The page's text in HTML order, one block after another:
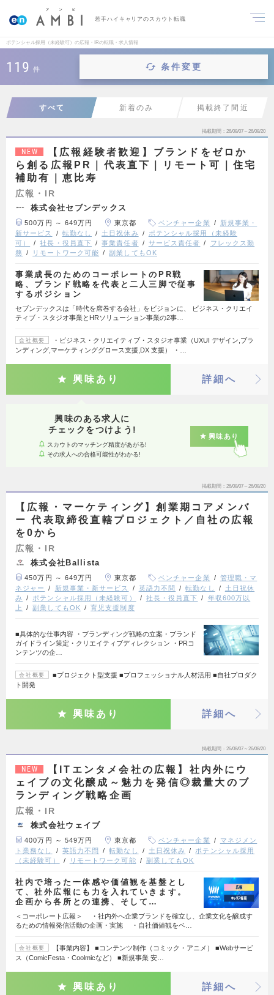
若手ハイキャリアのスカウト転職
ポテンシャル採用（未経験可）の広報・IRの転職・求人情報
119 件 条件変更
すべて 新着のみ 掲載終了間近
掲載期間 26/08/07～26/08/20
NEW
【広報経験者歓迎】ブランドをゼロか
ら創る広報PR｜代表直下｜リモート可｜住宅
補助有｜恵比寿
広報・IR
株式会社セブンデックス
500万円 ～ 649万円 東京都 ベンチャー企業
新規事業・
新サービス
転勤なし 土日祝休み
ポテンシャル採用（未経験
可）
社長・役員直下 事業責任者 サービス責任者
フレックス勤
務
リモートワーク可能 副業してもOK
事業成長のためのコーポレートのPR戦
略、ブランド戦略を代表と二人三脚で従事
するポジション
セブンデックスは「時代を席巻する会社」をビジョンに、 ビジネス・クリエイ
ティブ・スタジオ事業とHRソリューション事業の2事…
会社概要
・ビジネス・クリエイティブ・スタジオ事業（UXUI デザイン,ブラ
ンディング,マーケティンググロース支援,DX 支援） ・…
興味あり 詳細へ
興味のある求人に
チェックをつけよう!
スカウトのマッチング精度があがる!
その求人への合格可能性がわかる!
興味あり
掲載期間 26/08/07～26/08/20
【広報・マーケティング】創業期コアメンバ
ー 代表取締役直轄プロジェクト／自社の広報
を0から
広報・IR
株式会社Ballista
450万円 ～ 649万円 東京都 ベンチャー企業
管理職・マ
ネジャー
新規事業・新サービス 英語力不問 転勤なし
土日祝休
み
ポテンシャル採用（未経験可） 社長・役員直下
年収600万以
上
副業してもOK 育児支援制度
■具体的な仕事内容 ・ブランディング戦略の立案・ブランド
ガイドライン策定・クリエイティブディレクション ・PRコ
ンテンツの企…
会社概要
■プロジェクト型支援 ■プロフェッショナル人材活用 ■自社プロダク
ト開発
興味あり 詳細へ
掲載期間 26/08/07～26/08/20
NEW
【ITエンタメ会社の広報】社内外にウ
ェイブの文化醸成～魅力を発信◎裁量大のブ
ランディング戦略企画
広報・IR
株式会社ウェイブ
400万円 ～ 549万円 東京都 ベンチャー企業
マネジメン
ト業務なし
英語力不問 転勤なし 土日祝休み
ポテンシャル採用
（未経験可）
リモートワーク可能 副業してもOK
社内で培った一体感や価値観を基盤とし
て、社外広報にも力を入れていきます。
企画から各所との連携、そして…
＜コーポレート広報＞ ・社内外へ企業ブランドを確立し、企業文化を醸成す
るための情報発信活動の企画・実施 ・自社価値観をベ…
会社概要
【事業内容】 ■コンテンツ制作（コミック・アニメ） ■Webサービ
ス（ComicFesta・Coolmicなど） ■新規事業 安…
興味あり 詳細へ